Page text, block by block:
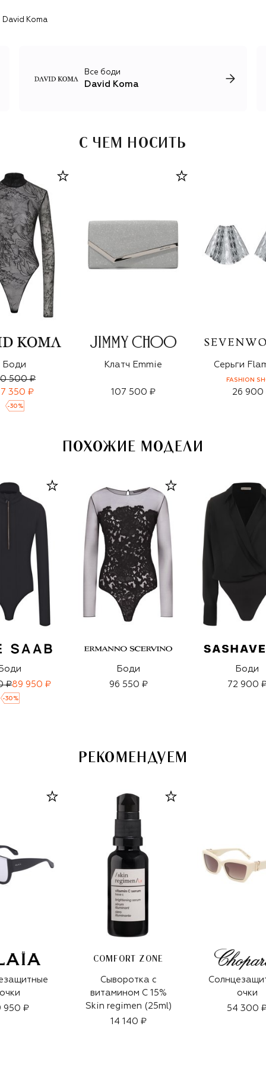
David Koma
Все боди
David Koma
С ЧЕМ НОСИТЬ
Боди
500 ₽
350 ₽
-30 %
Клатч Emmie
107 500 ₽
Серьги
FASHION
26 900
ПОХОЖИЕ МОДЕЛИ
₽89 950 ₽
-30 %
Боди
96 550 ₽
Боди
72 900
РЕКОМЕНДУЕМ
950 ₽
COMFORT ZONE
Сыворотка с
витамином C 15%
Skin regimen (25ml)
14 140 ₽
очки
54 300